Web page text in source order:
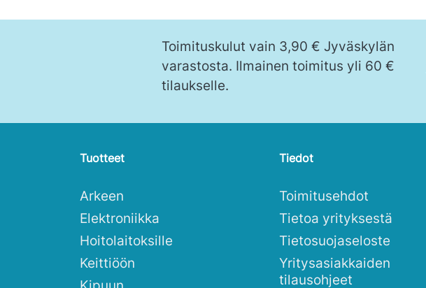
Toimituskulut vain 3,90 € Jyväskylän
varastosta. Ilmainen toimitus yli 60 €
tilaukselle.
Tuotteet
Arkeen
Elektroniikka
Hoitolaitoksille
Keittiöön
Tiedot
Toimitusehdot
Tietoa yrityksestä
Tietosuojaseloste
Yritysasiakkaiden
tilausohjeet